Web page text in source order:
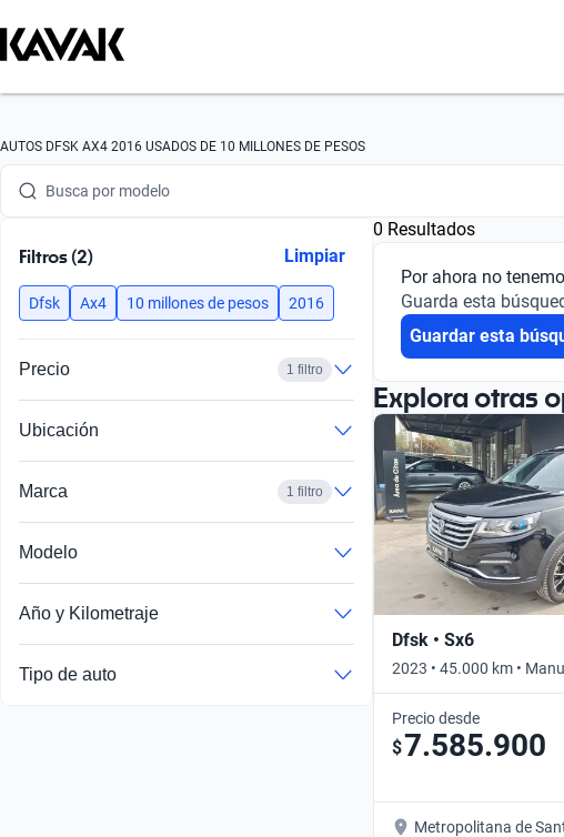
AUTOS DFSK AX4 2016 USADOS DE 10 MILLONES DE PESOS
Busca por marca
Busca por modelo
Busca por año
Busca por marca
Busca por versión
Busca por año
Filtros (2) Limpiar
Dfsk Ax4 10 millones de pesos 2016
Precio 1 filtro
Ubicación
Marca 1 filtro
Modelo
Año y Kilometraje
Tipo de auto
0 Resultados
Por ahora no
Guarda esta
Guardar esta
Explora otras
Dfsk • Sx6
2023 • 45.000 km •
Precio desde
$7.585.900
Metropolitana de